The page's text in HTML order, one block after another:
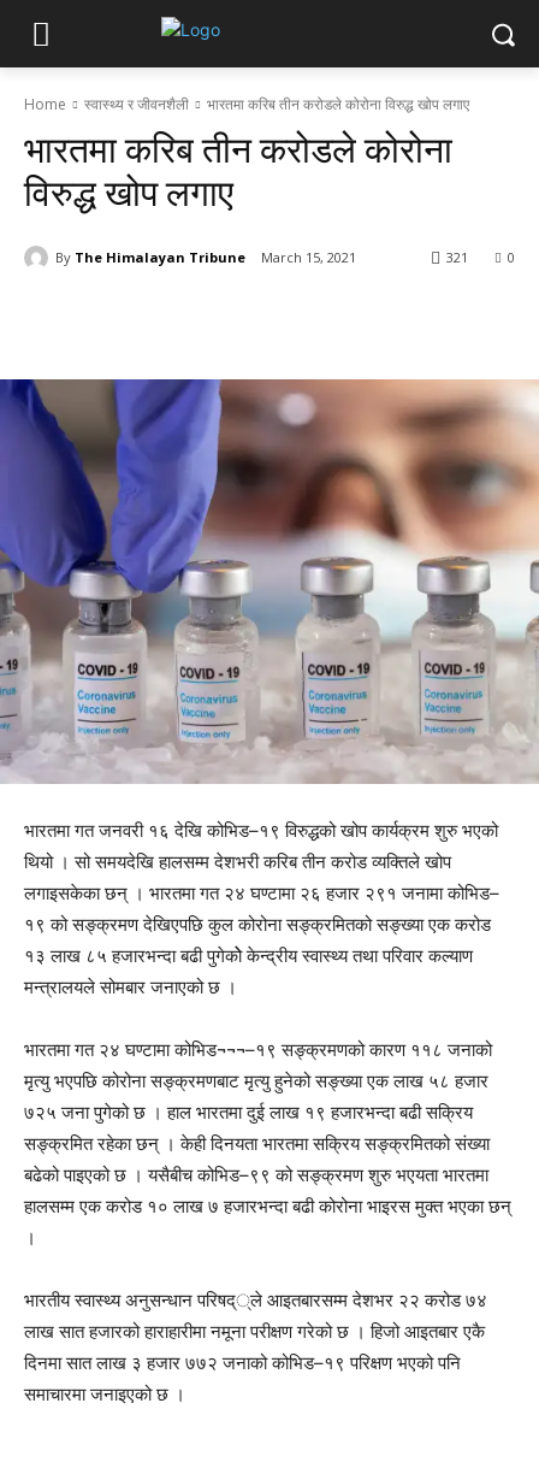
Home स्वास्थ्य र जीवनशैली भारतमा करिब तीन करोडले कोरोना विरुद्ध खोप लगाए
भारतमा करिब तीन करोडले कोरोना
विरुद्ध खोप लगाए
By The Himalayan Tribune March 15, 2021 0
321
भारतमा गत जनवरी १६ देखि कोभिड–१९ विरुद्धको खोप कार्यक्रम शुरु भएको
थियो । सो समयदेखि हालसम्म देशभरी करिब तीन करोड व्यक्तिले खोप
लगाइसकेका छन् । भारतमा गत २४ घण्टामा २६ हजार २९१ जनामा कोभिड–
१९ को सङ्क्रमण देखिएपछि कुल कोरोना सङ्क्रमितको सङ्ख्या एक करोड
१३ लाख ८५ हजारभन्दा बढी पुगेकोे केन्द्रीय स्वास्थ्य तथा परिवार कल्याण
मन्त्रालयले सोमबार जनाएको छ ।
भारतमा गत २४ घण्टामा कोभिड¬¬¬–१९ सङ्क्रमणको कारण ११८ जनाको
मृत्यु भएपछि कोरोना सङ्क्रमणबाट मृत्यु हुनेको सङ्ख्या एक लाख ५८ हजार
७२५ जना पुगेको छ । हाल भारतमा दुई लाख १९ हजारभन्दा बढी सक्रिय
सङ्क्रमित रहेका छन् । केही दिनयता भारतमा सक्रिय सङ्क्रमितको संख्या
बढेको पाइएको छ । यसैबीच कोभिड–९९ को सङ्क्रमण शुरु भएयता भारतमा
हालसम्म एक करोड १० लाख ७ हजारभन्दा बढी कोरोना भाइरस मुक्त भएका छन्
।
भारतीय स्वास्थ्य अनुसन्धान परिषद््ले आइतबारसम्म देशभर २२ करोड ७४
लाख सात हजारको हाराहारीमा नमूना परीक्षण गरेको छ । हिजो आइतबार एकै
दिनमा सात लाख ३ हजार ७७२ जनाको कोभिड–१९ परिक्षण भएको पनि
समाचारमा जनाइएको छ ।